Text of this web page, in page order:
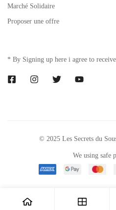
Marché Solidaire
Proposer une offre
* By Signing up here i agree to
© 2025 Les Secrets du
We using safe